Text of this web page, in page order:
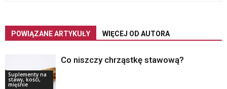
POWIĄZANE ARTYKUŁY WIĘCEJ OD AUTORA
Suplementy na
stawy, kości,
mięśnie
Co niszczy chrząstkę stawową?